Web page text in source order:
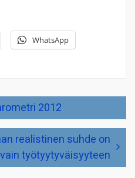
WhatsApp
2012
realistinen suhde on
työtyytyväisyyteen